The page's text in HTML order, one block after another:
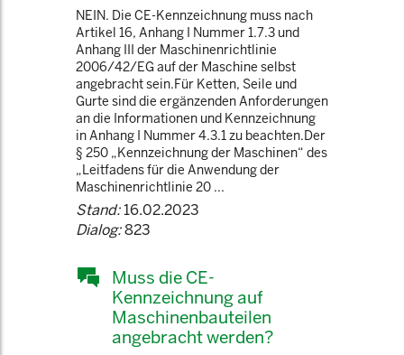
NEIN. Die CE-Kennzeichnung muss nach
Artikel 16, Anhang I Nummer 1.7.3 und
Anhang III der Maschinenrichtlinie
2006/42/EG auf der Maschine selbst
angebracht sein.Für Ketten, Seile und
Gurte sind die ergänzenden Anforderungen
an die Informationen und Kennzeichnung
in Anhang I Nummer 4.3.1 zu beachten.Der
§ 250 „Kennzeichnung der Maschinen“ des
„Leitfadens für die Anwendung der
Maschinenrichtlinie 20 ...
Stand:16.02.2023
Dialog:823
Muss die CE-
Kennzeichnung auf
Maschinenbauteilen
angebracht werden?